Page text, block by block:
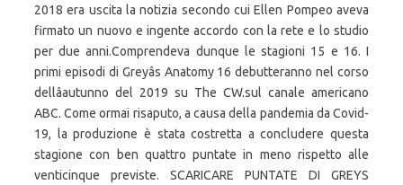
2018 era uscita la notizia secondo cui Ellen Pompeo aveva
firmato un nuovo e ingente accordo con la rete e lo studio
per due anni.Comprendeva dunque le stagioni 15 e 16. I
primi episodi di Greyâs Anatomy 16 debutteranno nel corso
dellâautunno del 2019 su The CW.sul canale americano
ABC. Come ormai risaputo, a causa della pandemia da Covid-
19, la produzione è stata costretta a concludere questa
stagione con ben quattro puntate in meno rispetto alle
venticinque previste. SCARICARE PUNTATE DI GREYS